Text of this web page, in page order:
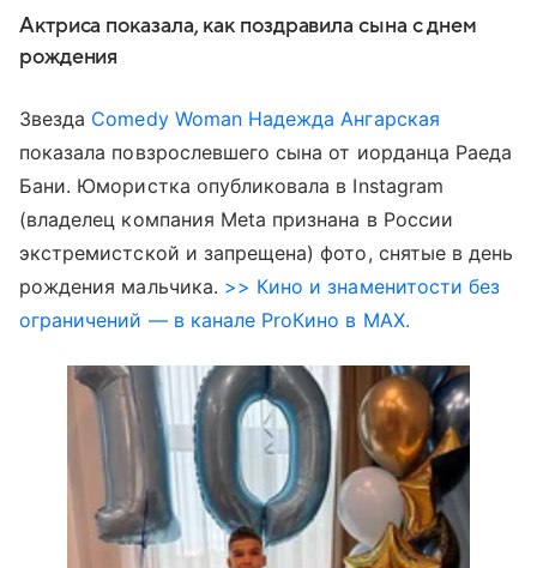
Актриса показала, как поздравила сына с днем
рождения
Звезда Comedy Woman Надежда Ангарская
показала повзрослевшего сына от иорданца Раеда
Бани. Юмористка опубликовала в Instagram
(владелец компания Meta признана в России
экстремистской и запрещена) фото, снятые в день
рождения мальчика. >> Кино и знаменитости без
ограничений — в канале ProКино в MAX.